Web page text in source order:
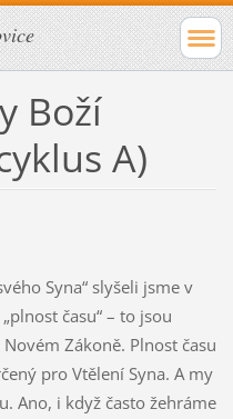
Boží
A)
Syna“ slyšeli jsme v
času“ – to jsou
Zákoně. Plnost času
pro Vtělení Syna. A my
Ano, i když často žehráme